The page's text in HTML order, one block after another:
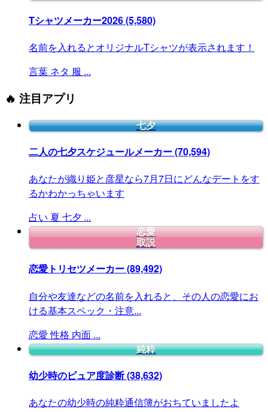
Tシャツメーカー2026(5,580)
名前を入れるとオリジナルTシャツが表示されます！
言葉 ネタ 服 ...
🔥 注目アプリ
七夕
二人の七夕スケジュールメーカー(70,594)
あなたが織り姫と彦星なら7月7日にどんなデートをす
るかわかっちゃいます
占い 夏 七夕 ...
恋愛
取説
恋愛トリセツメーカー(89,492)
自分や友達などの名前を入れると、その人の恋愛にお
ける基本スペック・注意...
恋愛 性格 内面 ...
純粋
幼少時のピュア度診断(38,632)
あなたの幼少時の純粋通信簿がおちていましたよ